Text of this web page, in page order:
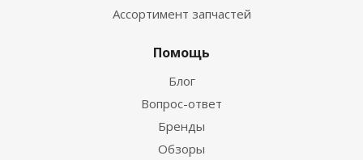
Ассортимент запчастей
Помощь
Блог
Вопрос-ответ
Бренды
Обзоры